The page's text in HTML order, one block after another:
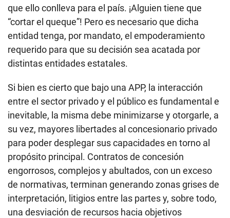
que ello conlleva para el país. ¡Alguien tiene que
“cortar el queque”! Pero es necesario que dicha
entidad tenga, por mandato, el empoderamiento
requerido para que su decisión sea acatada por
distintas entidades estatales.
Si bien es cierto que bajo una APP, la interacción
entre el sector privado y el público es fundamental e
inevitable, la misma debe minimizarse y otorgarle, a
su vez, mayores libertades al concesionario privado
para poder desplegar sus capacidades en torno al
propósito principal. Contratos de concesión
engorrosos, complejos y abultados, con un exceso
de normativas, terminan generando zonas grises de
interpretación, litigios entre las partes y, sobre todo,
una desviación de recursos hacia objetivos